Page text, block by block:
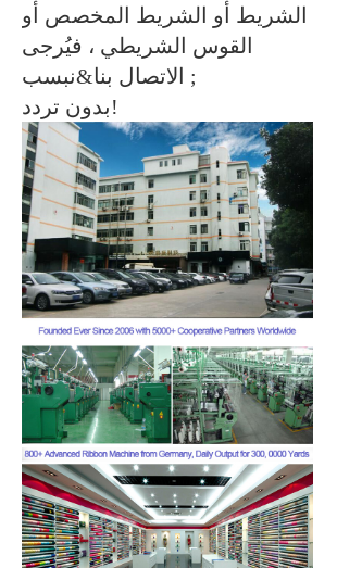
الشريط أو الشريط المخصص أو
القوس الشريطي ، فيُرجى
الاتصال بنا&نبسب ;
بدون تردد!